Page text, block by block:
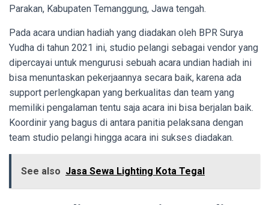
Parakan, Kabupaten Temanggung, Jawa tengah.
Pada acara undian hadiah yang diadakan oleh BPR Surya
Yudha di tahun 2021 ini, studio pelangi sebagai vendor yang
dipercayai untuk mengurusi sebuah acara undian hadiah ini
bisa menuntaskan pekerjaannya secara baik, karena ada
support perlengkapan yang berkualitas dan team yang
memiliki pengalaman tentu saja acara ini bisa berjalan baik.
Koordinir yang bagus di antara panitia pelaksana dengan
team studio pelangi hingga acara ini sukses diadakan.
See also Jasa Sewa Lighting Kota Tegal